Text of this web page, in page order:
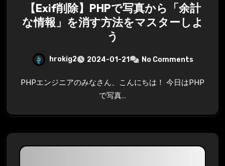
【Exif削除】PHPで写真から「余計
な情報」を消す方法をマスターしよ
う
hrokig2 2024-01-21 No Comments
PHPエンジニアのみなさん、こんにちは！ 今日はPHP
で写真…